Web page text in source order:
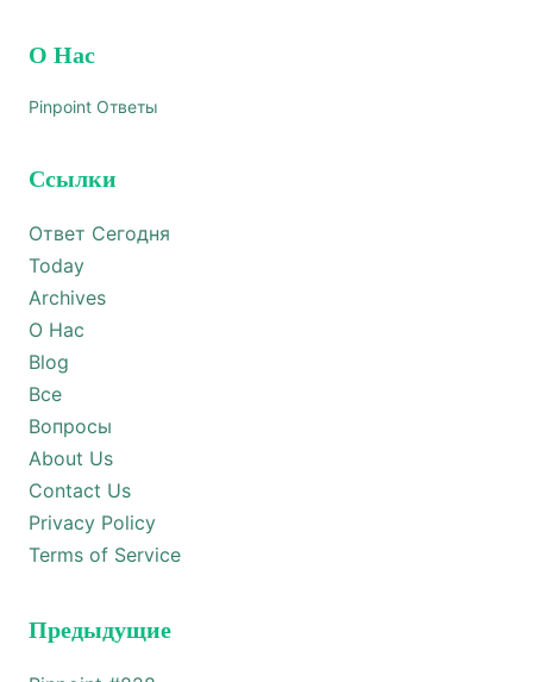
О Нас
Pinpoint Ответы
Ссылки
Ответ Сегодня
Today
Archives
О Нас
Blog
Все
Вопросы
About Us
Contact Us
Privacy Policy
Terms of Service
Предыдущие